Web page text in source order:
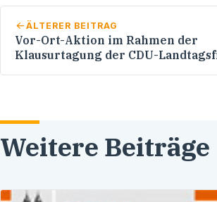
ÄLTERER BEITRAG
Vor-Ort-Aktion im Rahmen der
Klausurtagung der CDU-
Weitere Beiträge